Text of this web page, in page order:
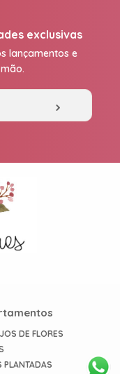
exclusivas
lançamentos e
DE FLORES
PLANTADAS